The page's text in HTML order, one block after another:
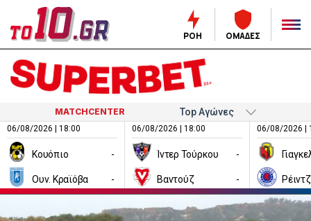
ΡΟΗ ΟΜΑΔΕΣ
MATCHCENTER
06/08/2026 | 18:00
Κουόπιο -
Ουν. Κραϊόβα -
06/08/2026 | 18:00
Ίντερ Τούρκου -
Βαντούζ -
06/08/2026 |